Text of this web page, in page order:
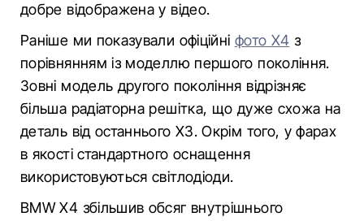
добре відображена у відео.
Раніше ми показували офіційні фото Х4 з
порівнянням із моделлю першого покоління.
Зовні модель другого покоління відрізняє
більша радіаторна решітка, що дуже схожа на
деталь від останнього X3. Окрім того, у фарах
в якості стандартного оснащення
використовуються світлодіоди.
BMW X4 збільшив обсяг внутрішнього